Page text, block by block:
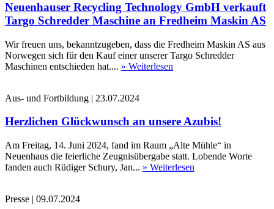
Neuenhauser Recycling Technology GmbH verkauft
Targo Schredder Maschine an Fredheim Maskin AS
Wir freuen uns, bekanntzugeben, dass die Fredheim Maskin AS aus
Norwegen sich für den Kauf einer unserer Targo Schredder
Maschinen entschieden hat.... » Weiterlesen
Aus- und Fortbildung | 23.07.2024
Herzlichen Glückwunsch an unsere Azubis!
Am Freitag, 14. Juni 2024, fand im Raum „Alte Mühle“ in
Neuenhaus die feierliche Zeugnisübergabe statt. Lobende Worte
fanden auch Rüdiger Schury, Jan... » Weiterlesen
Presse | 09.07.2024